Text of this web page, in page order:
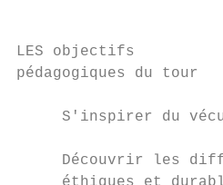
LES objectifs
pédagogiques du tour
S'inspirer du
Découvrir les